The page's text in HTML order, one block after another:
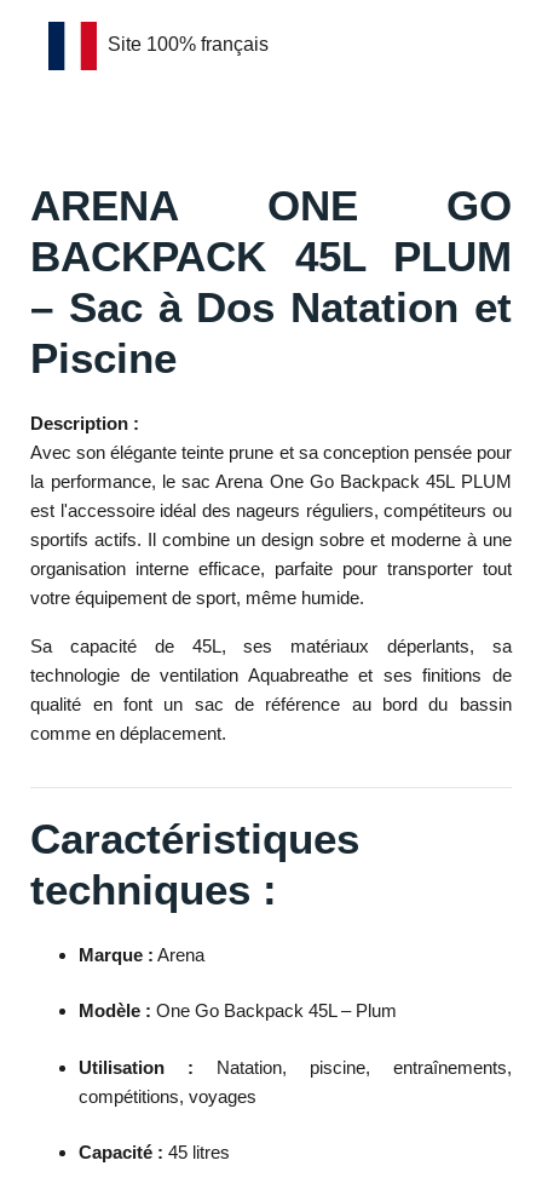
Site 100% français
ARENA ONE GO
BACKPACK 45L PLUM
– Sac à Dos Natation et
Piscine
Description :
Avec son élégante teinte prune et sa conception pensée pour
la performance, le sac Arena One Go Backpack 45L PLUM
est l'accessoire idéal des nageurs réguliers, compétiteurs ou
sportifs actifs. Il combine un design sobre et moderne à une
organisation interne efficace, parfaite pour transporter tout
votre équipement de sport, même humide.
Sa capacité de 45L, ses matériaux déperlants, sa
technologie de ventilation Aquabreathe et ses finitions de
qualité en font un sac de référence au bord du bassin
comme en déplacement.
Caractéristiques
techniques :
Marque : Arena
Modèle : One Go Backpack 45L – Plum
Utilisation : Natation, piscine, entraînements,
compétitions, voyages
Capacité : 45 litres